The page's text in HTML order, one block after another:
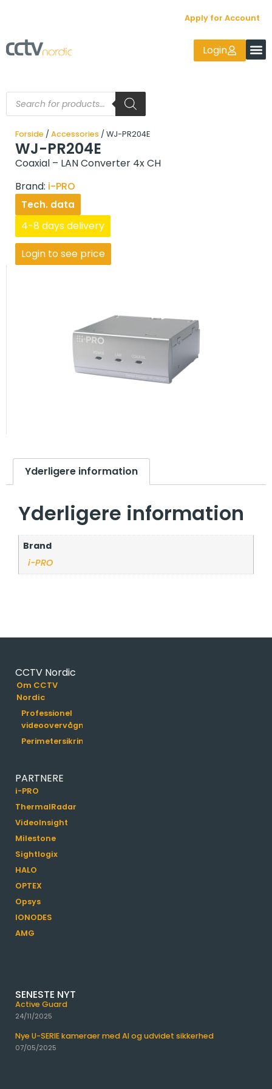
Apply for Account
Login
Forside / Accessories / WJ-PR204E
WJ-PR204E
Coaxial – LAN Converter 4x CH
Brand: i-PRO
Tech. data
4-8 days delivery
Login to see price
Yderligere information
Yderligere information
Brand
i-PRO
CCTV Nordic
Om CCTV
Nordic
Professionel
videoovervågning
Perimetersikring
PARTNERE
i-PRO
ThermalRadar
VideoInsight
Milestone
Sightlogix
HALO
OPTEX
Opsys
IONODES
AMG
SENESTE NYT
Active Guard
24/11/2025
Nye U-SERIE kameraer med AI og udvidet sikkerhed
07/05/2025